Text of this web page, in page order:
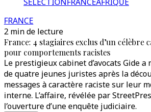
FRANCE
2 min de lecture
France: 4 stagiaires exclus d’un célèbre
pour comportements racistes
Le prestigieux cabinet d’avocats Gide a
de quatre jeunes juristes après la
messages à caractère raciste sur leur
interne. L’affaire, révélée par
l’ouverture d’une enquête judiciaire.